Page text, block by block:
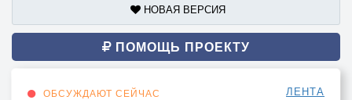
НОВАЯ ВЕРСИЯ
ПОМОЩЬ ПРОЕКТУ
ОБСУЖДАЮТ СЕЙЧАС ЛЕНТА